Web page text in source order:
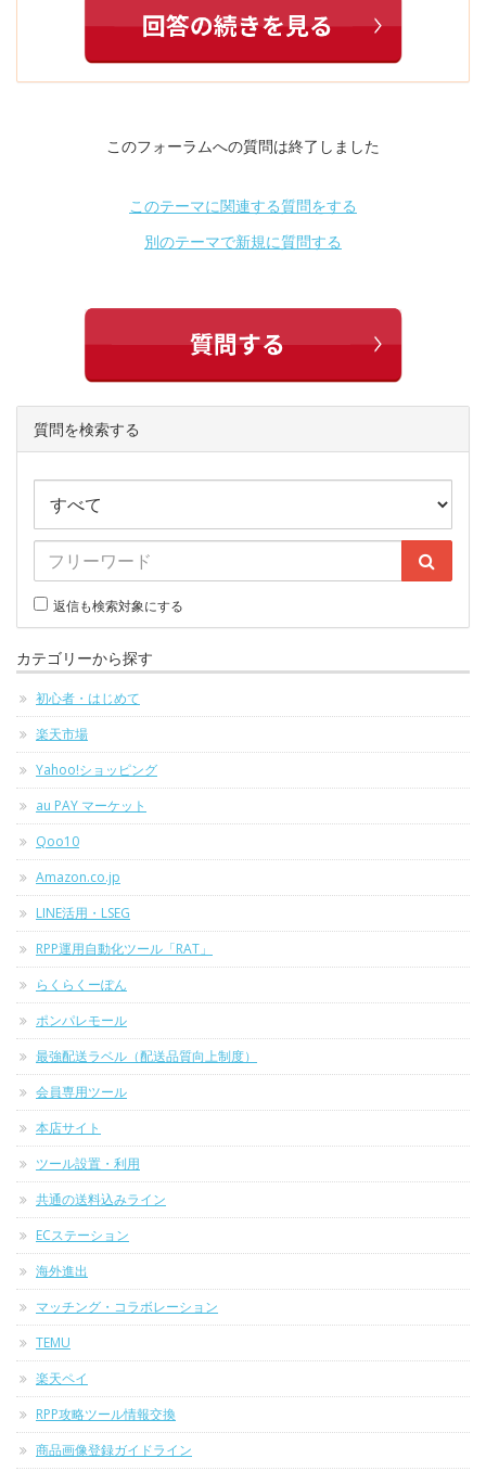
このフォーラムへの質問は終了しました
このテーマに関連する質問をする
別のテーマで新規に質問する
質問を検索する
返信も検索対象にする
カテゴリーから探す
初心者・はじめて
楽天市場
Yahoo!ショッピング
au PAY マーケット
Qoo10
Amazon.co.jp
LINE活用・LSEG
RPP運用自動化ツール「RAT」
らくらくーぽん
ポンパレモール
最強配送ラベル（配送品質向上制度）
会員専用ツール
本店サイト
ツール設置・利用
共通の送料込みライン
ECステーション
海外進出
マッチング・コラボレーション
TEMU
楽天ペイ
RPP攻略ツール情報交換
商品画像登録ガイドライン